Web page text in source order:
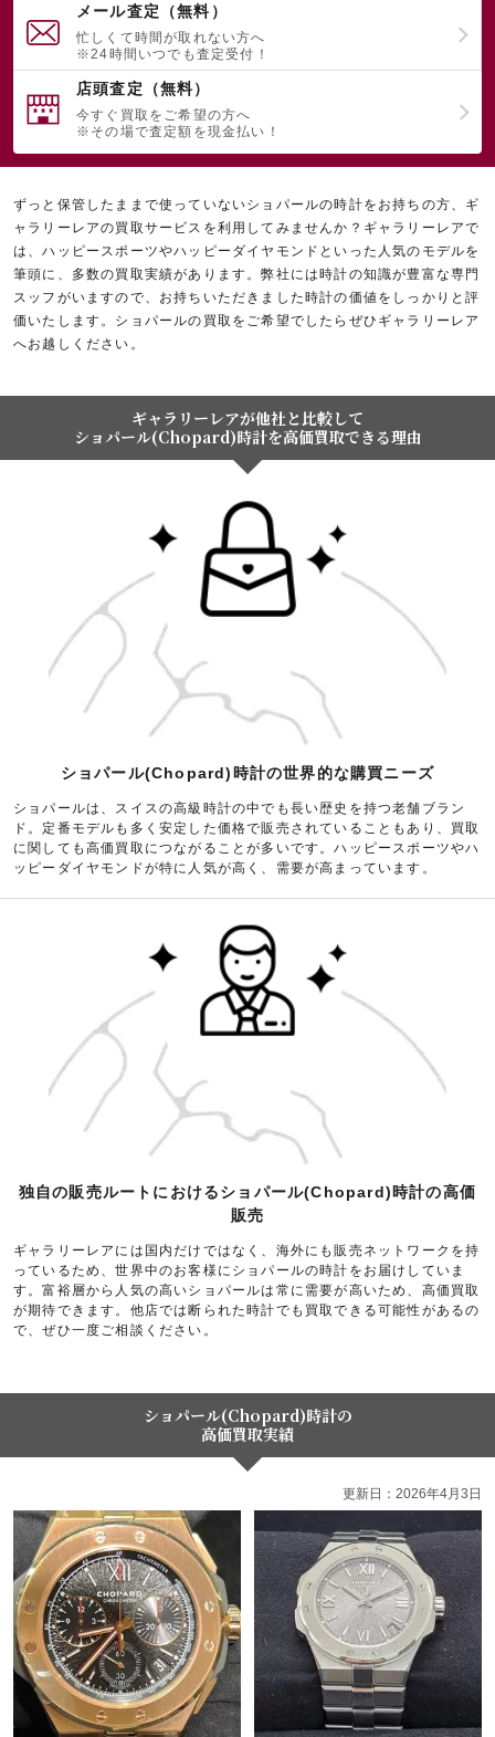
メール査定（無料）
忙しくて時間が取れない方へ
※24時間いつでも査定受付！
店頭査定（無料）
今すぐ買取をご希望の方へ
※その場で査定額を現金払い！
ずっと保管したままで使っていないショパールの時計をお持ちの方、ギ
ャラリーレアの買取サービスを利用してみませんか？ギャラリーレアで
は、ハッピースポーツやハッピーダイヤモンドといった人気のモデルを
筆頭に、多数の買取実績があります。弊社には時計の知識が豊富な専門
スッフがいますので、お持ちいただきました時計の価値をしっかりと評
価いたします。ショパールの買取をご希望でしたらぜひギャラリーレア
へお越しください。
ギャラリーレアが他社と比較して
ショパール(Chopard)時計を高価買取できる理由
ショパール(Chopard)時計の世界的な購買ニーズ
ショパールは、スイスの高級時計の中でも長い歴史を持つ老舗ブラン
ド。定番モデルも多く安定した価格で販売されていることもあり、買取
に関しても高価買取につながることが多いです。ハッピースポーツやハ
ッピーダイヤモンドが特に人気が高く、需要が高まっています。
独自の販売ルートにおけるショパール(Chopard)時計の高価
販売
ギャラリーレアには国内だけではなく、海外にも販売ネットワークを持
っているため、世界中のお客様にショパールの時計をお届けしていま
す。富裕層から人気の高いショパールは常に需要が高いため、高価買取
が期待できます。他店では断られた時計でも買取できる可能性があるの
で、ぜひ一度ご相談ください。
ショパール(Chopard)時計の
高価買取実績
更新日：2026年4月3日